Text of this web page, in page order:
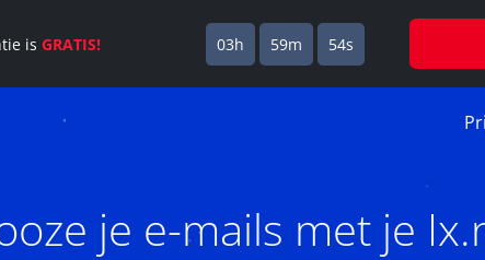
je e-mails met je
isGRATIS! 03h 59m 53s